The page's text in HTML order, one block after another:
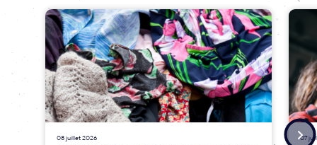
08 juillet 2026 07